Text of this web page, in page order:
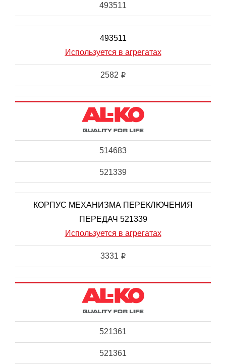
493511
493511
Используется в агрегатах
2582 i
514683
521339
КОРПУС МЕХАНИЗМА ПЕРЕКЛЮЧЕНИЯ
ПЕРЕДАЧ 521339
Используется в агрегатах
3331 i
521361
521361